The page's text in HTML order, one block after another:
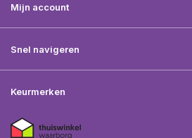
Mijn account
Snel navigeren
Keurmerken